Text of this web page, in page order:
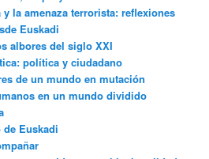
y la amenaza terrorista: reflexiones
Euskadi
albores del siglo XXI
política y ciudadano
de un mundo en mutación
en un mundo dividido
Euskadi